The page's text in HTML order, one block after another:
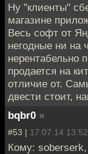
Ну "клиенты"
магазине
Весь софт от
негодные ни на
нерентабельно
продается на
отличие от.
двести стоит,
bqbr0 »
#53 | 17.07.14 13:52
Кому: soberserk,